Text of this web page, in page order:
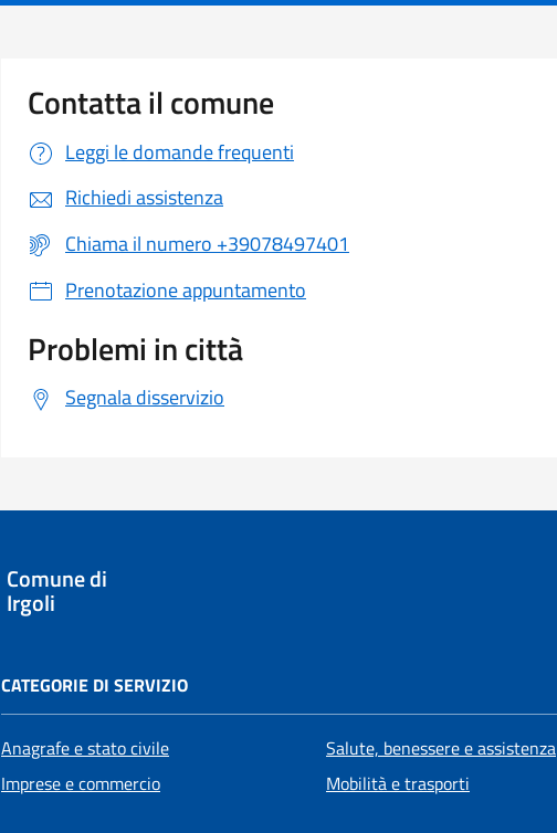
Contatta il comune
Leggi le domande frequenti
Richiedi assistenza
Chiama il numero +39078497401
Prenotazione appuntamento
Problemi in città
Segnala disservizio
Comune di
Irgoli
CATEGORIE DI SERVIZIO
Anagrafe e stato civile
Imprese e commercio
Salute, benessere e assistenza
Mobilità e trasporti